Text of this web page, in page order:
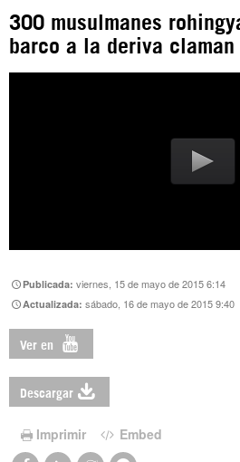
http://
https://t.me/
300 musulmanes
barco a la deriva claman
Publicada:viernes, 15 de mayo de 2015 6:14
Actualizada:sábado, 16 de mayo de 2015 9:40
Ver en
Descargar
Imprimir Embed